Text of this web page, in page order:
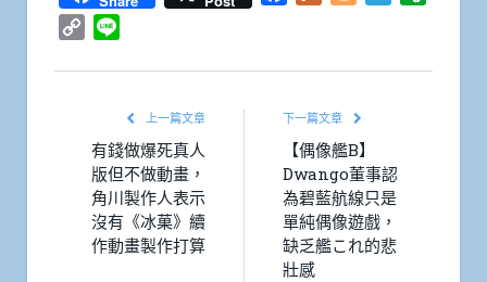
Copy
上一篇文章
有錢做爆死真人
版但不做動畫，
角川製作人表示
沒有《冰菓》續
作動畫製作打算
下一篇文章
【偶像艦B】
Dwango董事認
為碧藍航線只是
單純偶像遊戲，
缺乏艦これ的悲
壯感